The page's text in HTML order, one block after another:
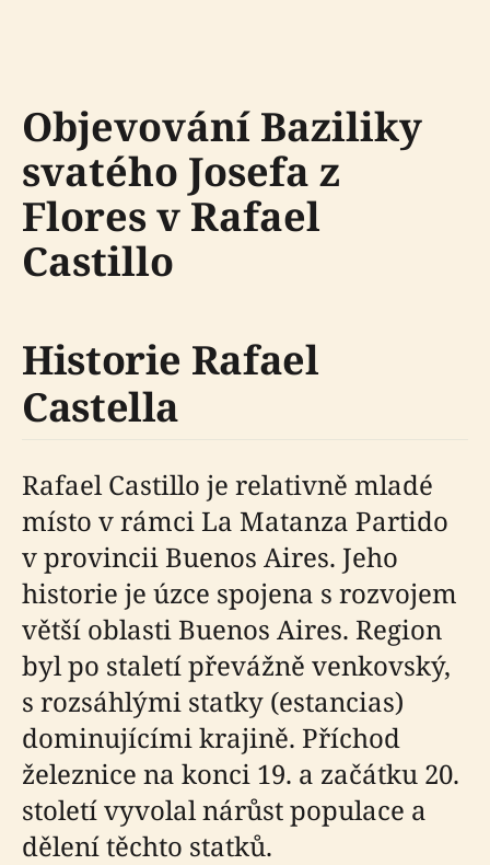
Objevování Baziliky
svatého Josefa z
Flores v Rafael
Castillo
Historie Rafael
Castella
Rafael Castillo je relativně mladé
místo v rámci La Matanza Partido
v provincii Buenos Aires. Jeho
historie je úzce spojena s rozvojem
větší oblasti Buenos Aires. Region
byl po staletí převážně venkovský,
s rozsáhlými statky (estancias)
dominujícími krajině. Příchod
železnice na konci 19. a začátku 20.
století vyvolal nárůst populace a
dělení těchto statků.